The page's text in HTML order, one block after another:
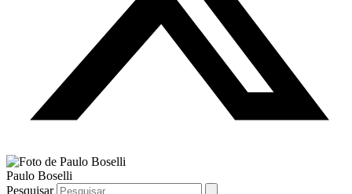
Paulo Boselli
Pesquisar